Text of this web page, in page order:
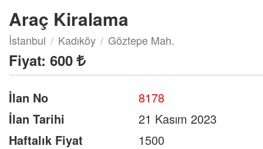
Araç Kiralama
İstanbul Kadıköy Göztepe Mah.
Fiyat: 600
İlan No
8178
İlan Tarihi
21 Kasım 2023
Haftalık Fiyat
1500